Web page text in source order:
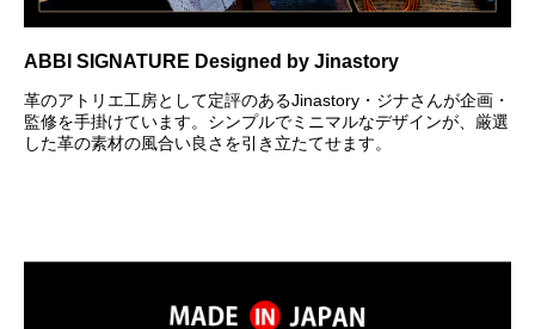
ABBI SIGNATURE Designed by Jinastory
革のアトリエ工房として定評のあるJinastory・ジナさんが企画・
監修を手掛けています。シンプルでミニマルなデザインが、厳選
した革の素材の風合い良さを引き立たてせます。